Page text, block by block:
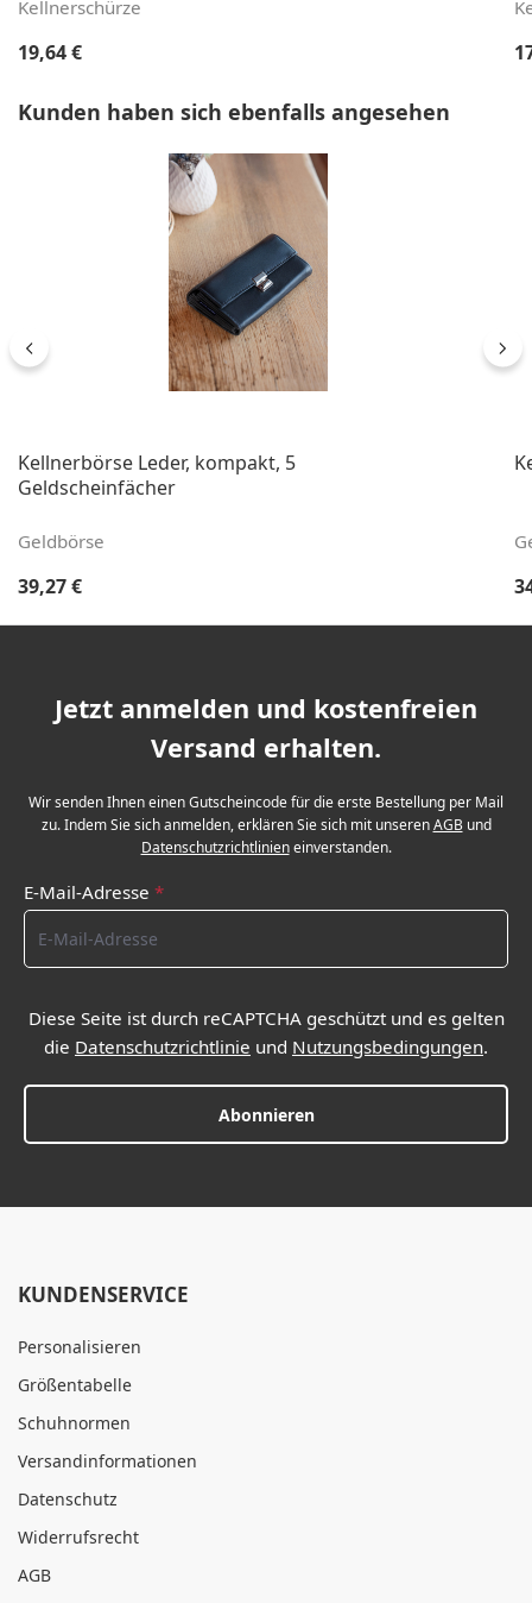
Kellnerschürze
Regulärer Preis:
19,64 €
Produktgalerie überspringen
Kunden haben sich ebenfalls angesehen
Kellnerbörse Leder, kompakt, 5
Geldscheinfächer
Geldbörse
Regulärer Preis:
39,27 €
Jetzt anmelden und kostenfreien
Versand erhalten.
Wir senden Ihnen einen Gutscheincode für die erste Bestellung per Mail
zu. Indem Sie sich anmelden, erklären Sie sich mit unserenAGBund
Datenschutzrichtlinieneinverstanden.
E-Mail-Adresse *
Diese Seite ist durch reCAPTCHA geschützt und es gelten
die Datenschutzrichtlinie und Nutzungsbedingungen.
Abonnieren
KUNDENSERVICE
Personalisieren
Größentabelle
Schuhnormen
Versandinformationen
Datenschutz
Widerrufsrecht
AGB